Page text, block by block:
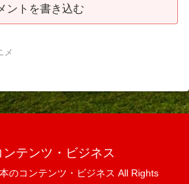
ントを書き込む
メ
ンテンツ・ビジネス
のコンテンツ・ビジネス All Rights